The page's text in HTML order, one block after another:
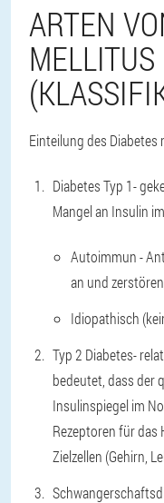
ARTEN
MELLITUS
Einteilung des Diabetes
Diabetes Typ 1-
Mangel an Insulin
Autoimmun -
an und
Idiopathisch
Typ 2 Diabetes-
bedeutet, dass der
Insulinspiegel im
Rezeptoren für das
Zielzellen (Gehirn,